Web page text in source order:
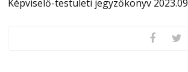
Képviselő-testületi jegyzőkönyv